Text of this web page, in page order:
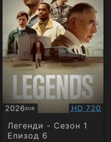
2026SUB
Субтитри HD 720
Легенди - Сезон 1
Епизод 6